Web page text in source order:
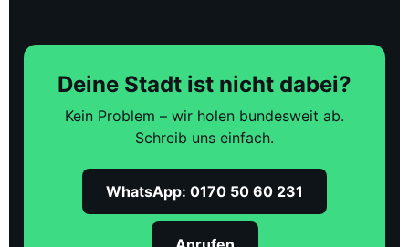
Deine Stadt ist nicht dabei?
Kein Problem – wir holen bundesweit ab.
Schreib uns einfach.
WhatsApp: 0170 50 60 231